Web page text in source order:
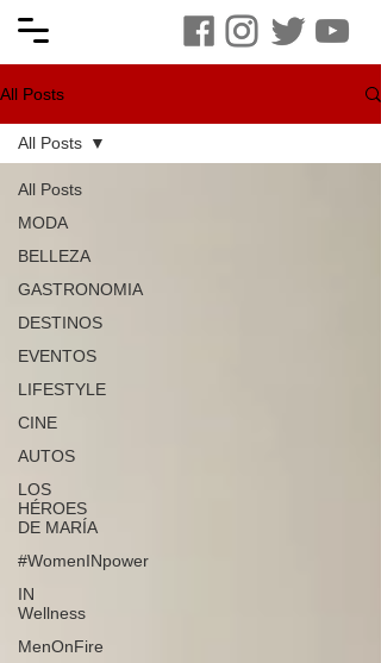
All Posts
All Posts
MODA
BELLEZA
GASTRONOMIA
DESTINOS
EVENTOS
LIFESTYLE
CINE
AUTOS
LOS
HÉROES
DE MARÍA
#WomenINpower
IN
Wellness
MenOnFire
All Posts